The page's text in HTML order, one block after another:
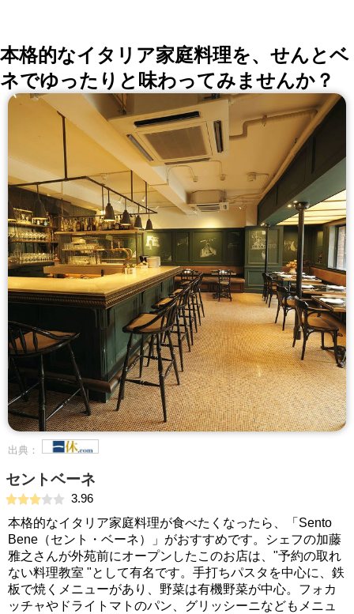
本格的なイタリア家庭料理を、せんとベ
ネでゆったりと味わってみませんか？
出典：
セントベーネ
3.96
本格的なイタリア家庭料理が食べたくなったら、「Sento
Bene（セント・ベーネ）」がおすすめです。シェフの加藤
雅之さんが外苑前にオープンしたこのお店は、"予約の取れ
ない料理教室 "として有名です。手打ちパスタを中心に、鉄
板で焼くメニューがあり、野菜は有機野菜が中心。フォカ
ッチャやドライトマトのパン、グリッシーニなどもメニュ